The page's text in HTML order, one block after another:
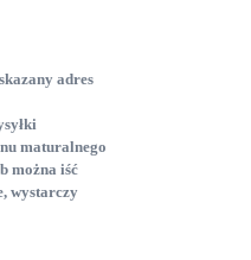
adres
maturalnego
można iść
wystarczy